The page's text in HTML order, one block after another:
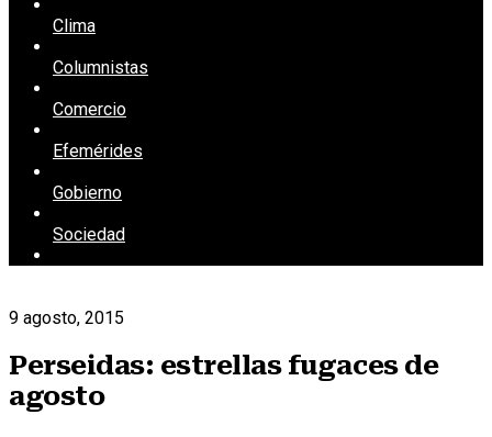
Clima
Columnistas
Comercio
Efemérides
Gobierno
Sociedad
9 agosto, 2015
Perseidas: estrellas fugaces de
agosto